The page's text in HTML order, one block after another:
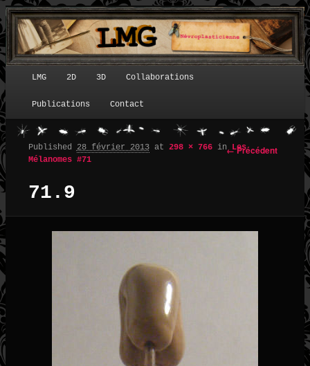
Menu principal
LMG 2D 3D Collaborations
Publications Contact
Navigation des images
← Précédent
71.9
Published 28 février 2013at 298 × 766in Les
Mélanomes #71